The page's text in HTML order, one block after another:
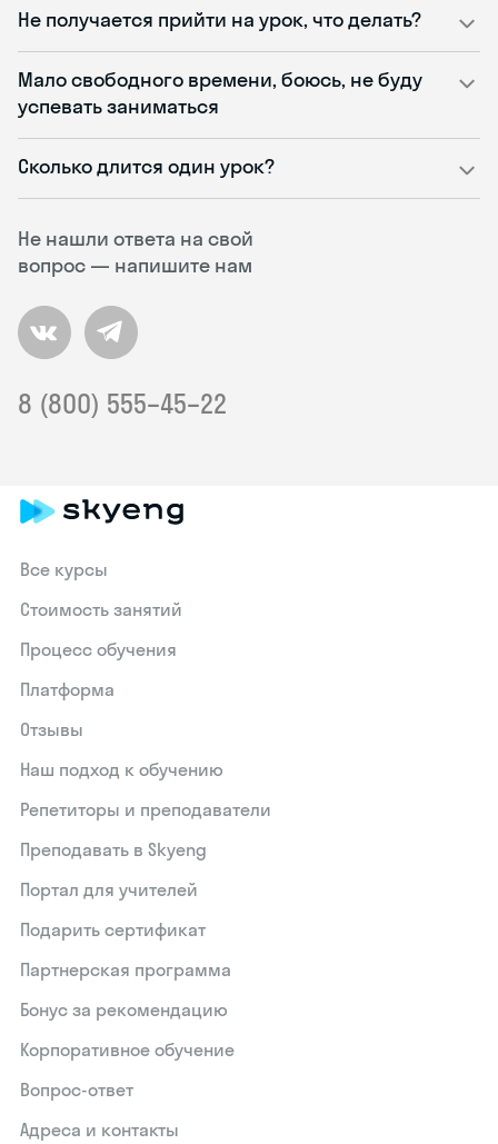
Не нашли ответа на свой
вопрос — напишите нам
8 (800) 555–45–22
Не получается прийти на урок, что делать?
Мало свободного времени, боюсь, не буду
успевать заниматься
Сколько длится один урок?
Все курсы
Стоимость занятий
Процесс обучения
Платформа
Отзывы
Наш подход к обучению
Репетиторы и преподаватели
Преподавать в Skyeng
Портал для учителей
Подарить сертификат
Партнерская программа
Бонус за рекомендацию
Корпоративное обучение
Вопрос-ответ
Адреса и контакты